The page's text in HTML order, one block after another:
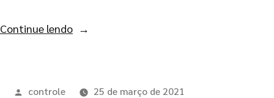
Continue lendo
controle
25 de março de 2021